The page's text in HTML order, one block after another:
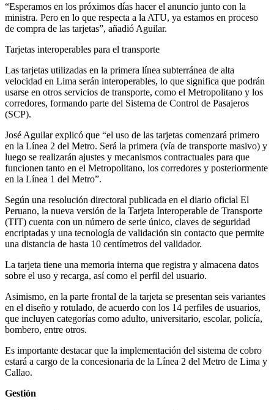
“Esperamos en los próximos días hacer el anuncio junto con la
ministra. Pero en lo que respecta a la ATU, ya estamos en proceso
de compra de las tarjetas”, añadió Aguilar.
Tarjetas interoperables para el transporte
Las tarjetas utilizadas en la primera línea subterránea de alta
velocidad en Lima serán interoperables, lo que significa que podrán
usarse en otros servicios de transporte, como el Metropolitano y los
corredores, formando parte del Sistema de Control de Pasajeros
(SCP).
José Aguilar explicó que “el uso de las tarjetas comenzará primero
en la Línea 2 del Metro. Será la primera (vía de transporte masivo) y
luego se realizarán ajustes y mecanismos contractuales para que
funcionen tanto en el Metropolitano, los corredores y posteriormente
en la Línea 1 del Metro”.
Según una resolución directoral publicada en el diario oficial El
Peruano, la nueva versión de la Tarjeta Interoperable de Transporte
(TIT) cuenta con un número de serie único, claves de seguridad
encriptadas y una tecnología de validación sin contacto que permite
una distancia de hasta 10 centímetros del validador.
La tarjeta tiene una memoria interna que registra y almacena datos
sobre el uso y recarga, así como el perfil del usuario.
Asimismo, en la parte frontal de la tarjeta se presentan seis variantes
en el diseño y rotulado, de acuerdo con los 14 perfiles de usuarios,
que incluyen categorías como adulto, universitario, escolar, policía,
bombero, entre otros.
Es importante destacar que la implementación del sistema de cobro
estará a cargo de la concesionaria de la Línea 2 del Metro de Lima y
Callao.
Gestión